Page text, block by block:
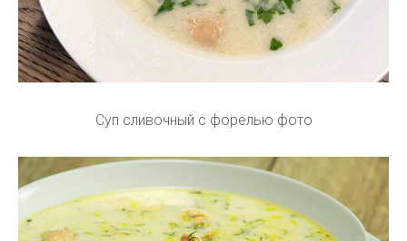
Суп сливочный с форелью фото